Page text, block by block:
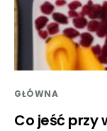
GŁÓWNA
Co jeść przy